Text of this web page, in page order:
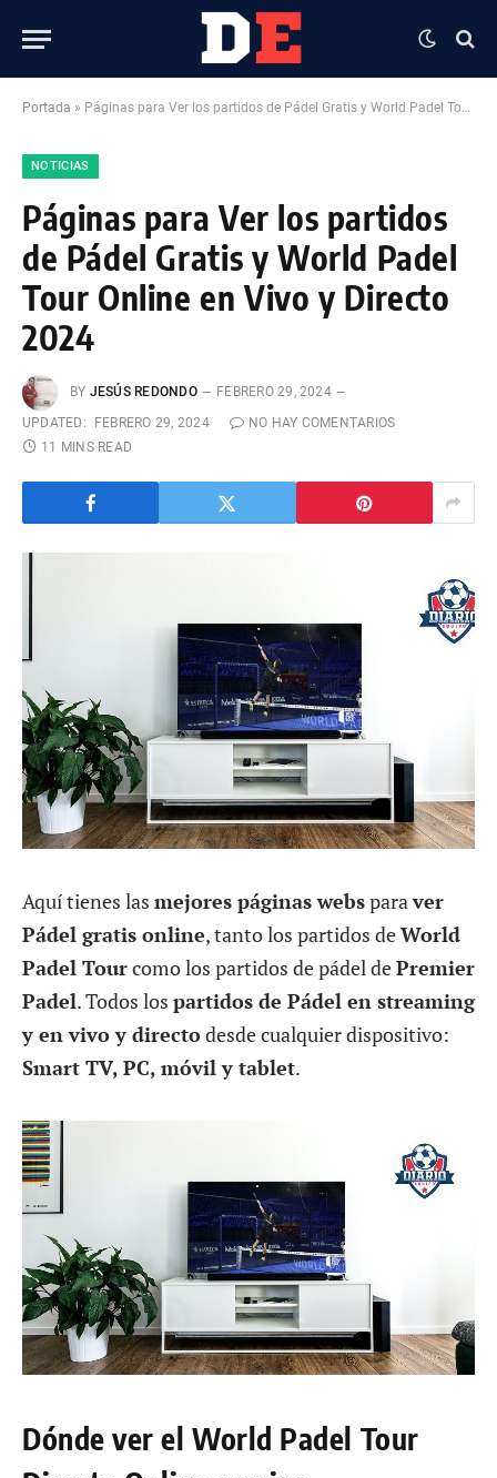
Portada » Páginas para Ver los partidos de Pádel Gratis y World Padel Tour Online en Vivo y Directo 2024
NOTICIAS
Páginas para Ver los partidos
de Pádel Gratis y World Padel
Tour Online en Vivo y Directo
2024
BY JESÚS REDONDO
FEBRERO 29, 2024
UPDATED:
FEBRERO 29, 2024
NO HAY COMENTARIOS
11 MINS READ
Aquí tienes las mejores páginas websparaver
Pádel gratis online, tanto los partidos deWorld
Padel Tourcomo los partidos de pádel dePremier
Padel. Todos los partidos de Pádel en streaming
y en vivo y directodesde cualquier dispositivo:
Smart TV, PC, móvil y tablet.
Dónde ver el World Padel Tour